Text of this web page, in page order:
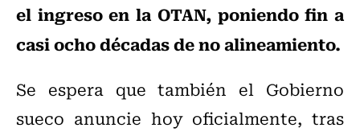
el ingreso en la OTAN, poniendo fin a
casi ocho décadas de no alineamiento.
Se espera que también el Gobierno
sueco anuncie hoy oficialmente, tras